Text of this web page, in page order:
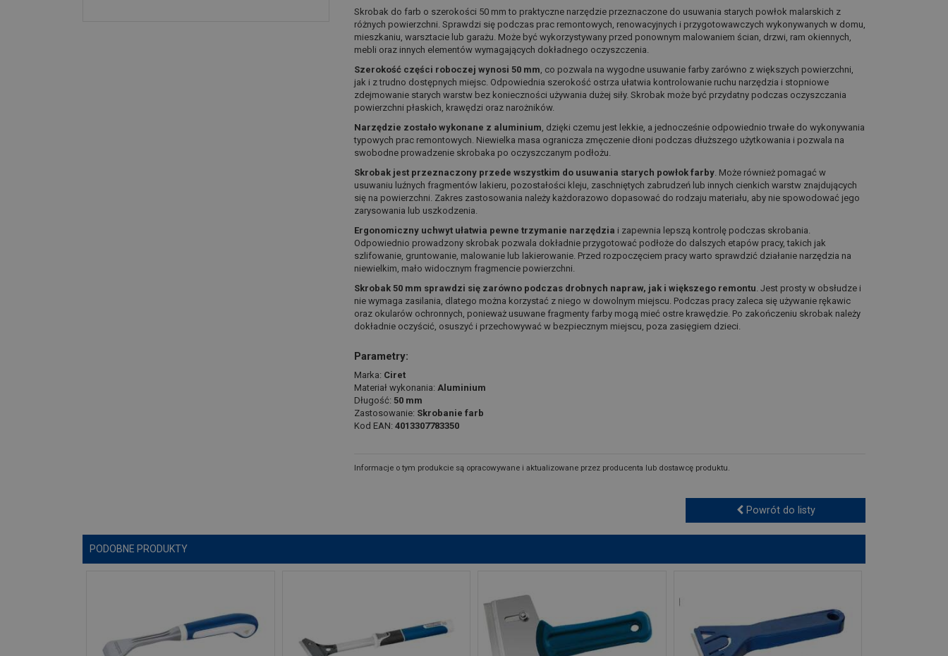
Skrobak do farb o szerokości 50 mm to praktyczne narzędzie przeznaczone do usuwania starych powłok malarskich z
różnych powierzchni. Sprawdzi się podczas prac remontowych, renowacyjnych i przygotowawczych wykonywanych w domu,
mieszkaniu, warsztacie lub garażu. Może być wykorzystywany przed ponownym malowaniem ścian, drzwi, ram okiennych,
mebli oraz innych elementów wymagających dokładnego oczyszczenia.
Szerokość części roboczej wynosi 50 mm, co pozwala na wygodne usuwanie farby zarówno z większych powierzchni,
jak i z trudno dostępnych miejsc. Odpowiednia szerokość ostrza ułatwia kontrolowanie ruchu narzędzia i stopniowe
zdejmowanie starych warstw bez konieczności używania dużej siły. Skrobak może być przydatny podczas oczyszczania
powierzchni płaskich, krawędzi oraz narożników.
Narzędzie zostało wykonane z aluminium, dzięki czemu jest lekkie, a jednocześnie odpowiednio trwałe do wykonywania
typowych prac remontowych. Niewielka masa ogranicza zmęczenie dłoni podczas dłuższego użytkowania i pozwala na
swobodne prowadzenie skrobaka po oczyszczanym podłożu.
Skrobak jest przeznaczony przede wszystkim do usuwania starych powłok farby. Może również pomagać w
usuwaniu luźnych fragmentów lakieru, pozostałości kleju, zaschniętych zabrudzeń lub innych cienkich warstw znajdujących
się na powierzchni. Zakres zastosowania należy każdorazowo dopasować do rodzaju materiału, aby nie spowodować jego
zarysowania lub uszkodzenia.
Ergonomiczny uchwyt ułatwia pewne trzymanie narzędzia i zapewnia lepszą kontrolę podczas skrobania.
Odpowiednio prowadzony skrobak pozwala dokładnie przygotować podłoże do dalszych etapów pracy, takich jak
szlifowanie, gruntowanie, malowanie lub lakierowanie. Przed rozpoczęciem pracy warto sprawdzić działanie narzędzia na
niewielkim, mało widocznym fragmencie powierzchni.
Skrobak 50 mm sprawdzi się zarówno podczas drobnych napraw, jak i większego remontu. Jest prosty w obsłudze i
nie wymaga zasilania, dlatego można korzystać z niego w dowolnym miejscu. Podczas pracy zaleca się używanie rękawic
oraz okularów ochronnych, ponieważ usuwane fragmenty farby mogą mieć ostre krawędzie. Po zakończeniu skrobak należy
dokładnie oczyścić, osuszyć i przechowywać w bezpiecznym miejscu, poza zasięgiem dzieci.
Parametry:
Marka: Ciret
Materiał wykonania: Aluminium
Długość: 50 mm
Zastosowanie: Skrobanie farb
Kod EAN: 4013307783350
Informacje o tym produkcie są opracowywane i aktualizowane przez producenta lub dostawcę produktu.
Powrót do listy
PODOBNE PRODUKTY